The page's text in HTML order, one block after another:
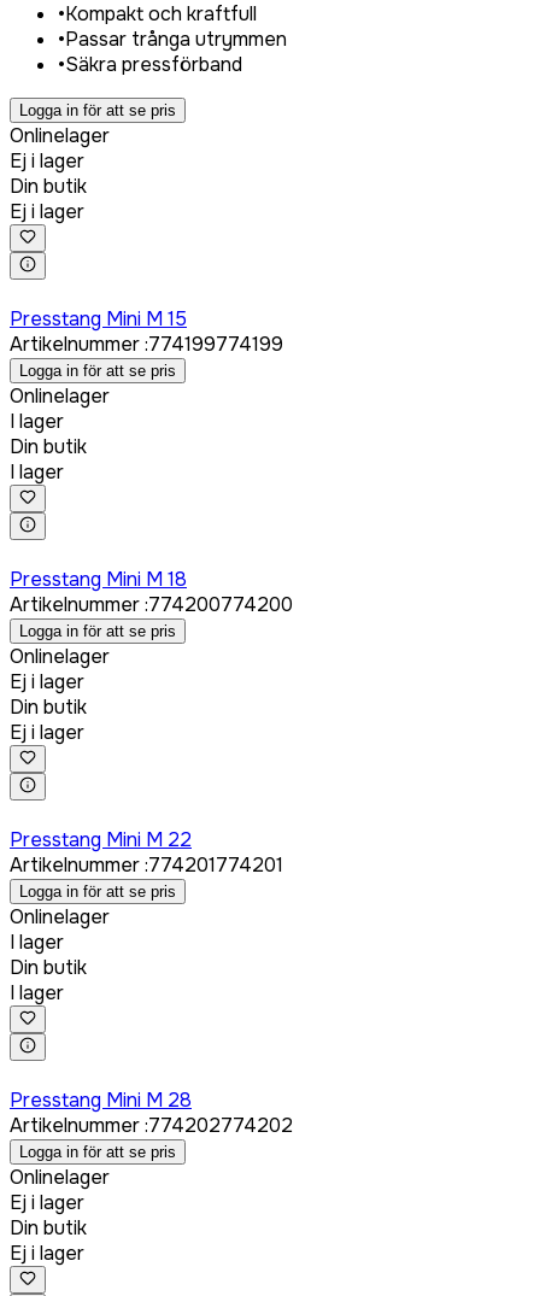
•Kompakt och kraftfull
•Passar trånga utrymmen
•Säkra pressförband
Logga in för att se pris
Onlinelager
Ej i lager
Din butik
Ej i lager
Presstang Mini M 15
Artikelnummer:774199774199
Logga in för att se pris
Onlinelager
I lager
Din butik
I lager
Presstang Mini M 18
Artikelnummer:774200774200
Logga in för att se pris
Onlinelager
Ej i lager
Din butik
Ej i lager
Presstang Mini M 22
Artikelnummer:774201774201
Logga in för att se pris
Onlinelager
I lager
Din butik
I lager
Presstang Mini M 28
Artikelnummer:774202774202
Logga in för att se pris
Onlinelager
Ej i lager
Din butik
Ej i lager